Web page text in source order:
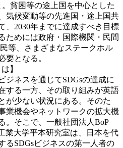
貧困等の途上国を中心とした
気候変動等の先進国・途上国共
、2030年までに達成すべき目標
ためには政府・国際機関・民間
等、さまざまなステークホル
要となる。
】
ネスを通じてSDGsの達成に
する一方、その取り組みが英語
が少ない状況にある。そのた
業機会やネットワークの拡大機
。そこで、一般社団法人BoP
業大学平本研究室は、日本を代
るSDGsビジネスの第一人者の